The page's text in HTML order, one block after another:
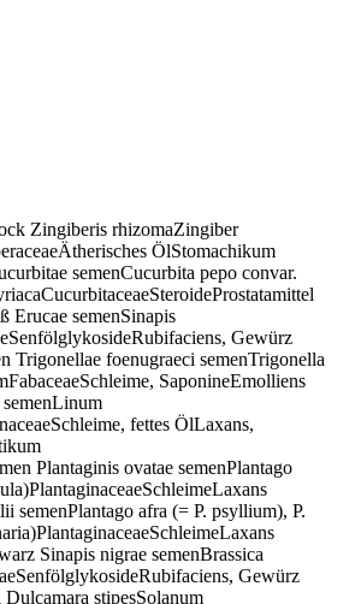
Zingiberis rhizomaZingiber
ÖlStomachikum
semenCucurbita pepo convar.
Erucae semenSinapis
Gewürz
Trigonellae foenugraeci semenTrigonella
SaponineEmolliens
fettes ÖlLaxans,
Plantaginis ovatae semenPlantago
semenPlantago afra (= P. psyllium), P.
Sinapis nigrae semenBrassica
Gewürz
Dulcamara stipesSolanum